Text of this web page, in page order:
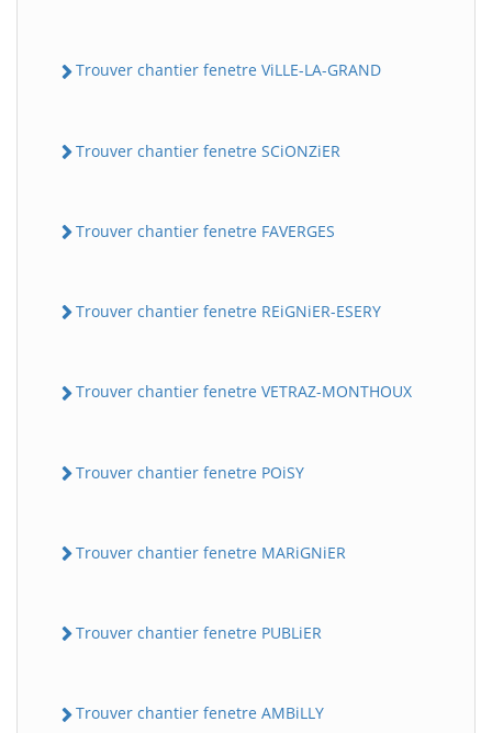
Trouver chantier fenetre ViLLE-LA-GRAND
Trouver chantier fenetre SCiONZiER
Trouver chantier fenetre FAVERGES
Trouver chantier fenetre REiGNiER-ESERY
Trouver chantier fenetre VETRAZ-MONTHOUX
Trouver chantier fenetre POiSY
Trouver chantier fenetre MARiGNiER
Trouver chantier fenetre PUBLiER
Trouver chantier fenetre AMBiLLY